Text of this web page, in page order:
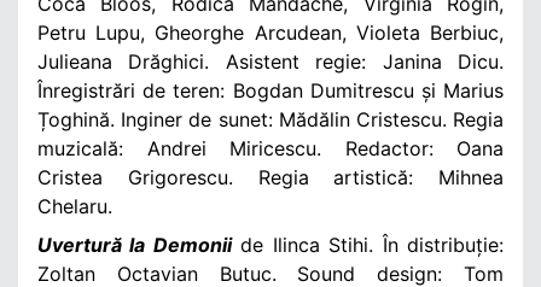
Petru Lupu, Gheorghe Arcudean, Violeta Berbiuc,
Julieana Drăghici. Asistent regie: Janina Dicu.
Înregistrări de teren: Bogdan Dumitrescu și Marius
Țoghină. Inginer de sunet: Mădălin Cristescu. Regia
muzicală: Andrei Miricescu. Redactor: Oana
Cristea Grigorescu. Regia artistică: Mihnea
Chelaru.
Uvertură la Demoniide Ilinca Stihi. În distribuție:
Zoltan Octavian Butuc. Sound design: Tom